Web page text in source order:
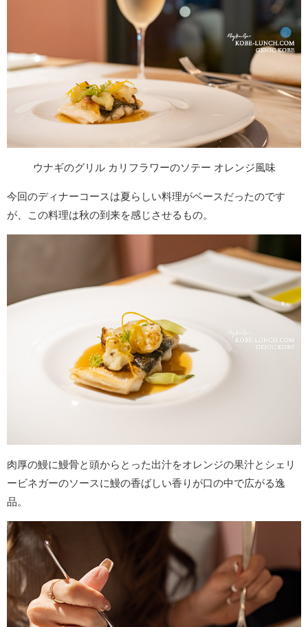
ウナギのグリル カリフラワーのソテー オレンジ風味
今回のディナーコースは夏らしい料理がベースだったのです
が、この料理は秋の到来を感じさせるもの。
肉厚の鰻に鰻骨と頭からとった出汁をオレンジの果汁とシェリ
ービネガーのソースに鰻の香ばしい香りが口の中で広がる逸
品。